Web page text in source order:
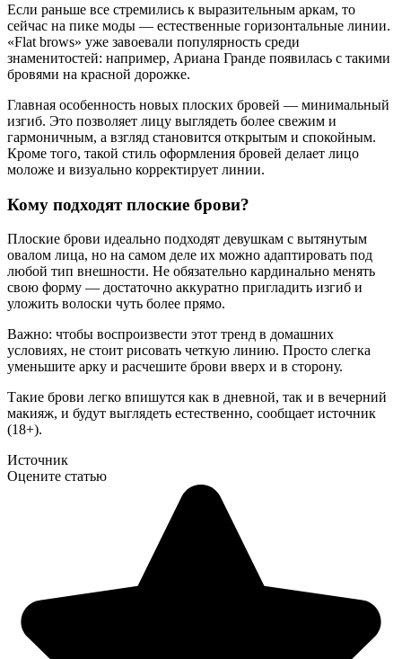
Если раньше все стремились к выразительным аркам, то
сейчас на пике моды — естественные горизонтальные линии.
«Flat brows» уже завоевали популярность среди
знаменитостей: например, Ариана Гранде появилась с такими
бровями на красной дорожке.
Главная особенность новых плоских бровей — минимальный
изгиб. Это позволяет лицу выглядеть более свежим и
гармоничным, а взгляд становится открытым и спокойным.
Кроме того, такой стиль оформления бровей делает лицо
моложе и визуально корректирует линии.
Кому подходят плоские брови?
Плоские брови идеально подходят девушкам с вытянутым
овалом лица, но на самом деле их можно адаптировать под
любой тип внешности. Не обязательно кардинально менять
свою форму — достаточно аккуратно пригладить изгиб и
уложить волоски чуть более прямо.
Важно: чтобы воспроизвести этот тренд в домашних
условиях, не стоит рисовать четкую линию. Просто слегка
уменьшите арку и расчешите брови вверх и в сторону.
Такие брови легко впишутся как в дневной, так и в вечерний
макияж, и будут выглядеть естественно, сообщает источник
(18+).
Источник
Оцените статью